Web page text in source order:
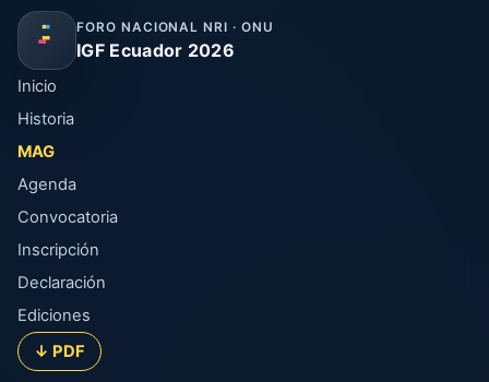
FORO NACIONAL NRI · ONU
IGF Ecuador 2026
Inicio
Historia
MAG
Agenda
Convocatoria
Inscripción
Declaración
Ediciones
↓ PDF